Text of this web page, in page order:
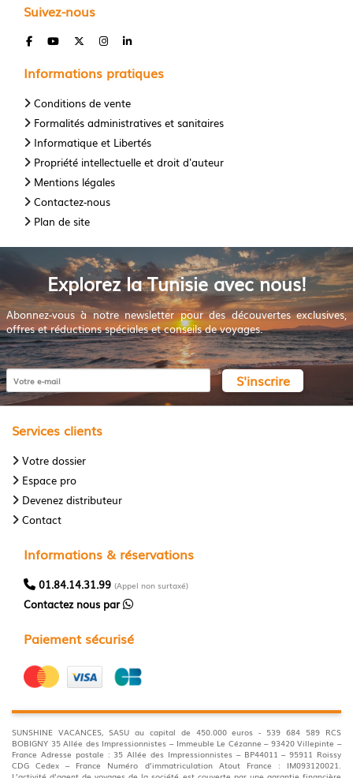
Suivez-nous
Informations pratiques
Conditions de vente
Formalités administratives et sanitaires
Informatique et Libertés
Propriété intellectuelle et droit d'auteur
Mentions légales
Contactez-nous
Plan de site
Explorez la Tunisie avec nous!
Abonnez-vous à notre newsletter pour des découvertes exclusives,
offres et réductions spéciales et conseils de voyages.
S'inscrire
Services clients
Votre dossier
Espace pro
Devenez distributeur
Contact
Informations & réservations
01.84.14.31.99 (Appel non surtaxé)
Contactez nous par
Paiement sécurisé
SUNSHINE VACANCES, SASU au capital de 450.000 euros - 539 684 589 RCS
BOBIGNY 35 Allée des Impressionnistes – Immeuble Le Cézanne – 93420 Villepinte –
France Adresse postale : 35 Allée des Impressionnistes – BP44011 – 95911 Roissy
CDG Cedex – France Numéro d’immatriculation Atout France : IM093120021.